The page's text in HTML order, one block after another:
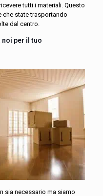
tutti i materiali. Questo
che state trasportando
dal centro.
per il tuo
sia necessario ma siamo